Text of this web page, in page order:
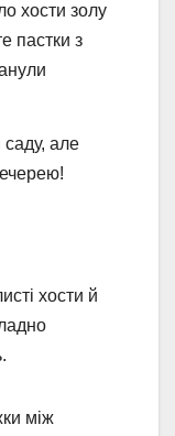
хости золу
пастки з
але
хости й
між